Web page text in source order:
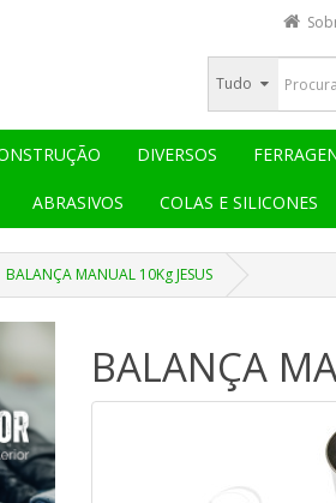
Tudo
DIVERSOS
ABRASIVOS COLAS E SILICONES
BALANÇA MANUAL 10Kg JESUS
BALANÇA